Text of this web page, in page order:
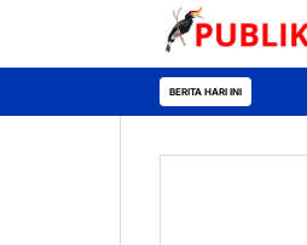
BERITA HARI INI